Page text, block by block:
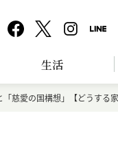
生活
慈愛の国構想」【どうする